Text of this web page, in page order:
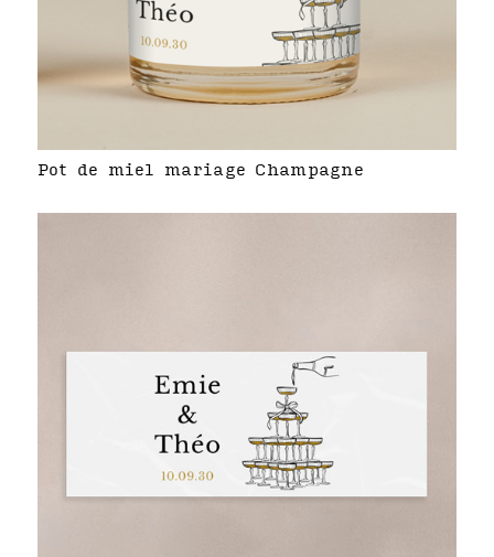
Pot de miel mariage Champagne